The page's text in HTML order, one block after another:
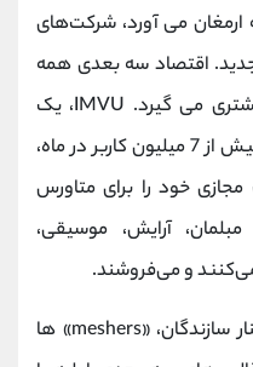
ارمغان می آورد، شرکت‌های
اقتصاد سه بعدی همه
جانبه در دهه پیش رو شتاب بیشتری می گیرد. IMVU، یک
شبکه اجتماعی مبتنی بر آواتار با بیش از 7 میلیون کاربر در ماه،
خود را برای متاورس
مبلمان، آرایش، موسیقی،
و می‌فروشند.
7 میلیون دلار درآمد در ماه. در کنار سازندگان، «meshers» ها